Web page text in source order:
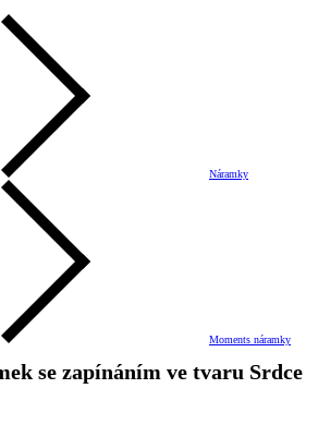
Náramky
Moments náramky
se zapínáním ve tvaru Srdce